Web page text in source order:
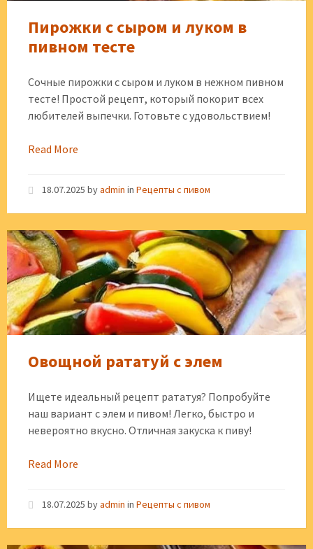
Пирожки с сыром и луком в
пивном тесте
Сочные пирожки с сыром и луком в нежном пивном
тесте! Простой рецепт, который покорит всех
любителей выпечки. Готовьте с удовольствием!
Read More
18.07.2025 byadmin in Рецепты с пивом
Овощной рататуй с элем
Ищете идеальный рецепт рататуя? Попробуйте
наш вариант с элем и пивом! Легко, быстро и
невероятно вкусно. Отличная закуска к пиву!
Read More
18.07.2025 byadmin in Рецепты с пивом